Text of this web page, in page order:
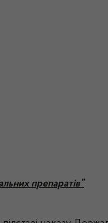
препаратів”